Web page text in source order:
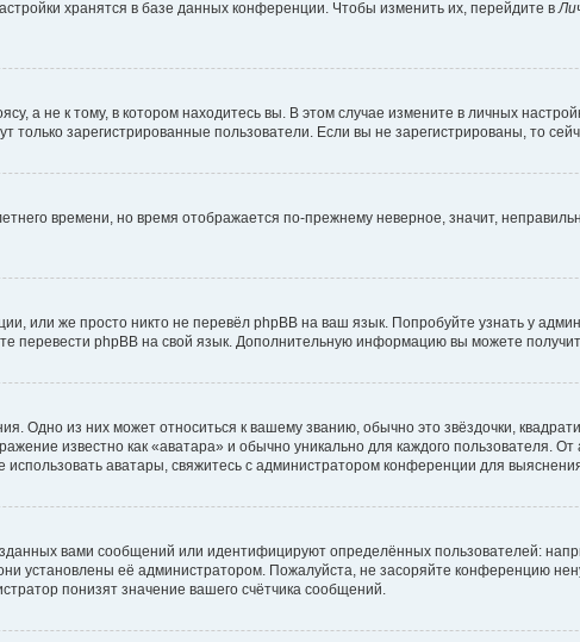
хранятся в базе данных конференции. Чтобы изменить их, перейдите в
а не к тому, в котором находитесь вы. В этом случае измените в личных
только зарегистрированные пользователи. Если вы не зарегистрированы, то
времени, но время отображается по-прежнему неверное, значит,
или же просто никто не перевёл phpBB на ваш язык. Попробуйте узнать у
перевести phpBB на свой язык. Дополнительную информацию вы можете
Одно из них может относиться к вашему званию, обычно это звёздочки,
известно как «аватара» и обычно уникально для каждого пользователя.
аватары, свяжитесь с администратором конференции для
вами сообщений или идентифицируют определённых пользователей:
установлены её администратором. Пожалуйста, не засоряйте конференцию
понизят значение вашего счётчика сообщений.